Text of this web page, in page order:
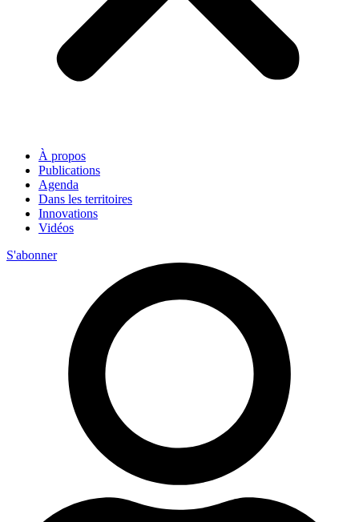
À propos
Publications
Agenda
Dans les territoires
Innovations
Vidéos
S'abonner